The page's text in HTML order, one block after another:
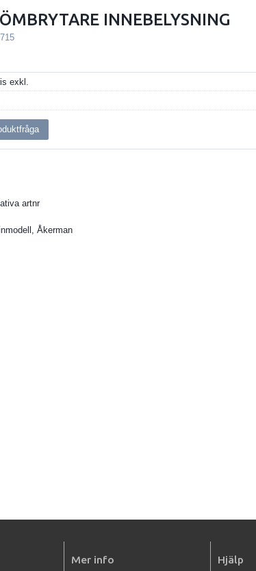
INNEBELYSNING
exkl.
artnr
Åkerman
Mer info Hjälp